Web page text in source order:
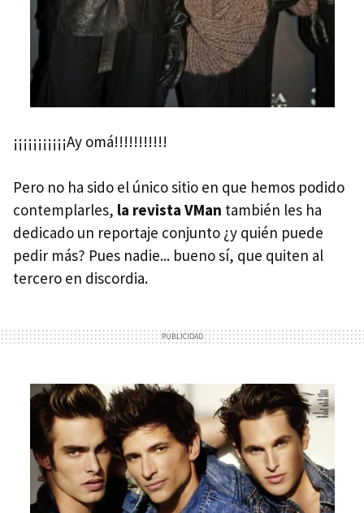
¡¡¡¡¡¡¡¡¡¡¡Ay omá!!!!!!!!!!!
Pero no ha sido el único sitio en que hemos podido
contemplarles, la revista VMan también les ha
dedicado un reportaje conjunto ¿y quién puede
pedir más? Pues nadie... bueno sí, que quiten al
tercero en discordia.